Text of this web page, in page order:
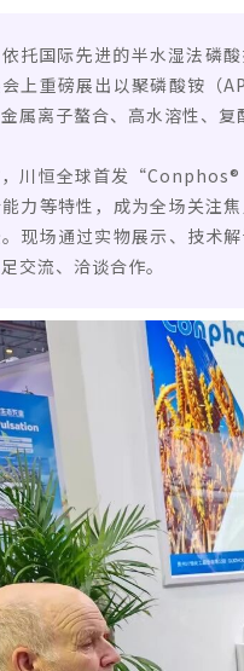
托国际先进的半水湿法磷
上重磅展出以聚磷酸铵（
属离子螯合、高水溶性、复
川恒全球首发“Conphos®
力等特性，成为全场关注
现场通过实物展示、技术
交流、洽谈合作。